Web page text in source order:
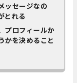
ッセージなの
とれる
プロフィールか
かを決めること